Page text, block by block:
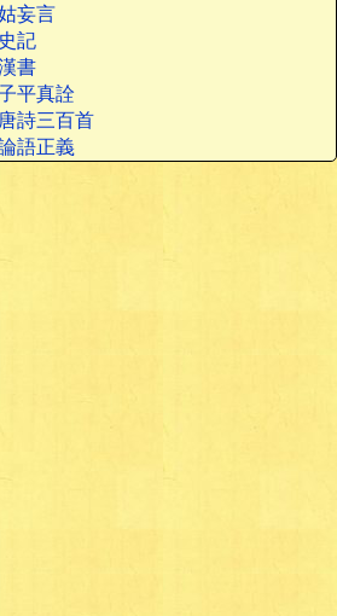
妄言
記
書
平真詮
詩三百首
語正義